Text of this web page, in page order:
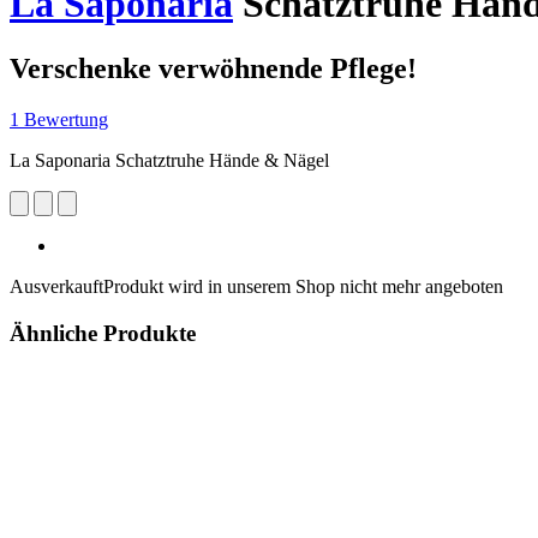
Verschenke verwöhnende Pflege!
1 Bewertung
La Saponaria Schatztruhe Hände & Nägel
AusverkauftProdukt wird in unserem Shop nicht mehr angeboten
Ähnliche Produkte